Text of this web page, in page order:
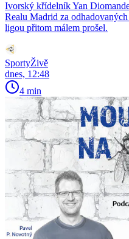
Ivorský křídelník Yan
Realu Madrid za
ligou přitom málem prošel.
SportyŽivě
dnes, 12:48
4 min